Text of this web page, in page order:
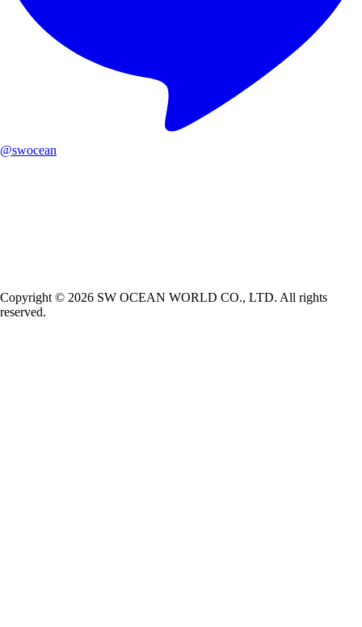
@swocean
Copyright © 2026 SW OCEAN WORLD CO., LTD. All rights
reserved.